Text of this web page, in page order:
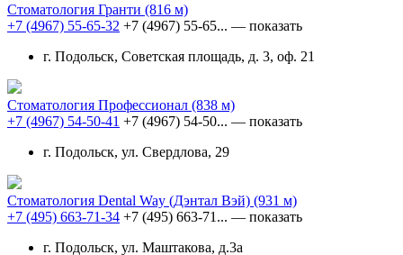
Стоматология Гранти (816 м)
+7 (4967) 55-65-32 +7 (4967) 55-65... — показать
г. Подольск, Советская площадь, д. 3, оф. 21
Стоматология Профессионал (838 м)
+7 (4967) 54-50-41 +7 (4967) 54-50... — показать
г. Подольск, ул. Свердлова, 29
Стоматология Dental Way (Дэнтал Вэй) (931 м)
+7 (495) 663-71-34 +7 (495) 663-71... — показать
г. Подольск, ул. Маштакова, д.3а